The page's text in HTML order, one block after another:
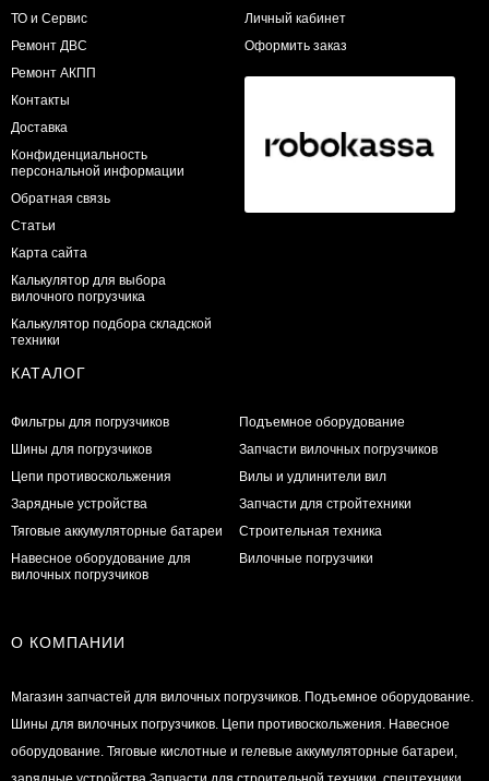
ТО и Сервис
​Ремонт ДВС
Ремонт АКПП
Контакты
Доставка
Конфиденциальность
персональной информации
Обратная связь
Статьи
Карта сайта
Калькулятор для выбора
вилочного погрузчика
Калькулятор подбора складской
техники
Личный кабинет
Оформить заказ
КАТАЛОГ
Фильтры для погрузчиков
Шины для погрузчиков
Цепи противоскольжения
Зарядные устройства
Тяговые аккумуляторные батареи
Навесное оборудование для
вилочных погрузчиков
Подъемное оборудование
Запчасти вилочных погрузчиков
Вилы и удлинители вил
Запчасти для стройтехники
Строительная техника
Вилочные погрузчики
О КОМПАНИИ
Магазин запчастей для вилочных погрузчиков. Подъемное оборудование.
Шины для вилочных погрузчиков. Цепи противоскольжения. Навесное
оборудование. Тяговые кислотные и гелевые аккумуляторные батареи,